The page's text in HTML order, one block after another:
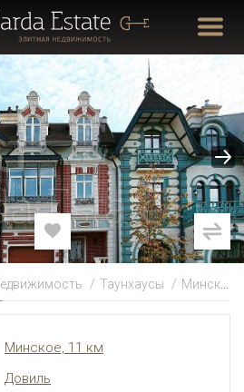
Таунхаусы Минское
Минское, 11 км
Довиль